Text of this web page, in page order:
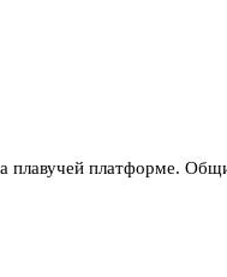
плавучей платформе.